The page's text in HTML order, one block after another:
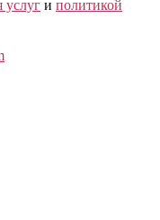
услуг и политикой